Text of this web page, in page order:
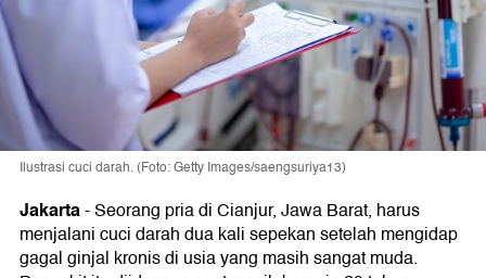
Ilustrasi cuci darah. (Foto: Getty Images/saengsuriya13)
Jakarta-Seorang pria di Cianjur, Jawa Barat, harus
menjalani cuci darah dua kali sepekan setelah mengidap
gagal ginjal kronis di usia yang masih sangat muda.